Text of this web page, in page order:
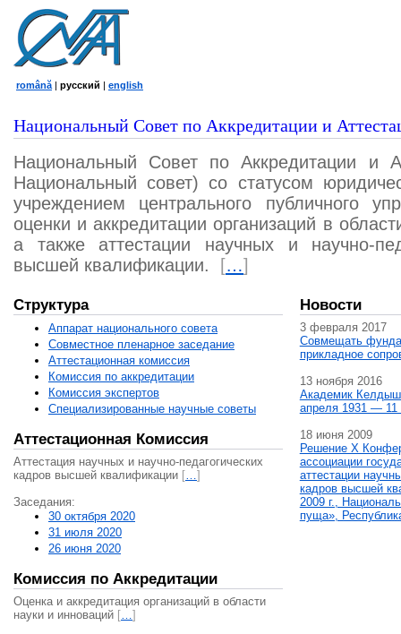
română | русский | english
Национальный Совет по Аккредитации и
Национальный Совет по Аккредитации и
Национальный совет) со статусом
учреждением центрального публичного
оценки и аккредитации организаций в
а также аттестации научных и научно-
высшей квалификации.
[…]
Структура
Аппарат национального совета
Совместное пленарное заседание
Аттестационная комисcия
Комиссия по аккредитации
Комиссия экспертов
Специализированные научные советы
Аттестационная Комиссия
Аттестация научных и научно-педагогических
кадров высшей квалификации […]
Заседания:
30 октября 2020
31 июля 2020
26 июня 2020
Комиссия по Аккредитации
Оценка и аккредитация организаций в области
науки и инноваций […]
Новости
3 февраля 2017
Совмещать
прикладное
13 ноября 2016
Академик
апреля 1931 — 11
18 июня 2009
Решение X
ассоциации
аттестации
кадров высшей
2009 г.,
пуща»,